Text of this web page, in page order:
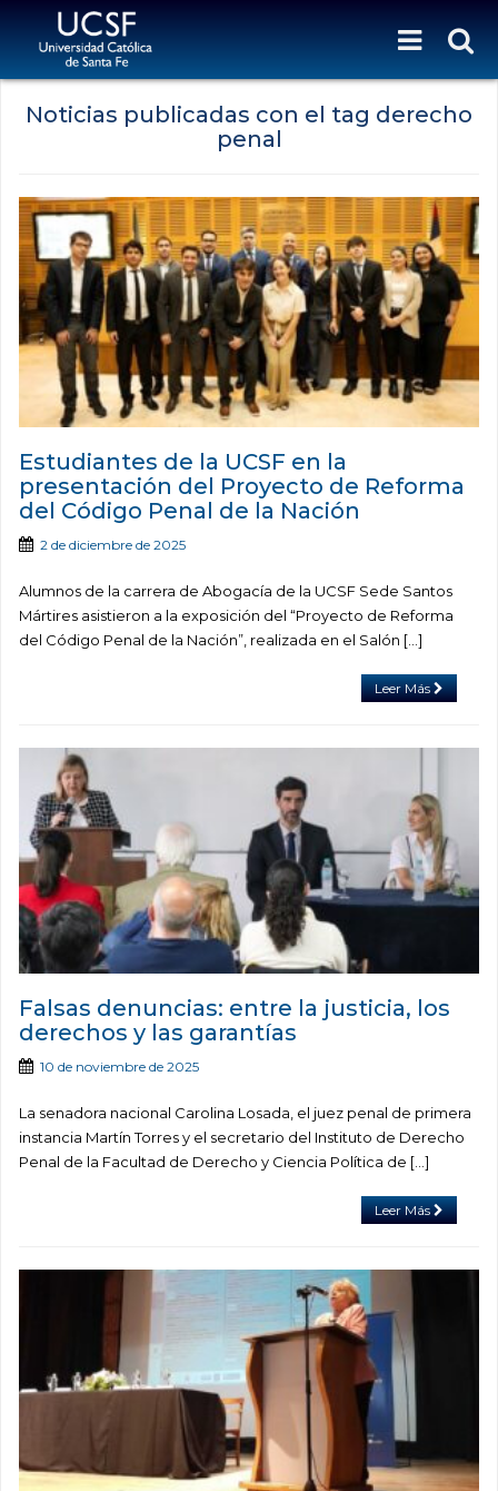
Noticias publicadas con el tag derecho
penal
Estudiantes de la UCSF en la
presentación del Proyecto de Reforma
del Código Penal de la Nación
2 de diciembre de 2025
Alumnos de la carrera de Abogacía de la UCSF Sede Santos
Mártires asistieron a la exposición del “Proyecto de Reforma
del Código Penal de la Nación”, realizada en el Salón […]
Leer Más
Falsas denuncias: entre la justicia, los
derechos y las garantías
10 de noviembre de 2025
La senadora nacional Carolina Losada, el juez penal de primera
instancia Martín Torres y el secretario del Instituto de Derecho
Penal de la Facultad de Derecho y Ciencia Política de […]
Leer Más